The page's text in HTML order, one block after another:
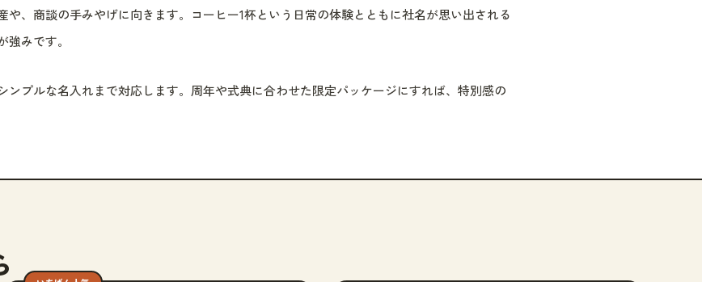
や、商談の手みやげに向きます。コーヒー1杯という日常の体験とともに社名が思い出される
みです。
ンプルな名入れまで対応します。周年や式典に合わせた限定パッケージにすれば、特別感の